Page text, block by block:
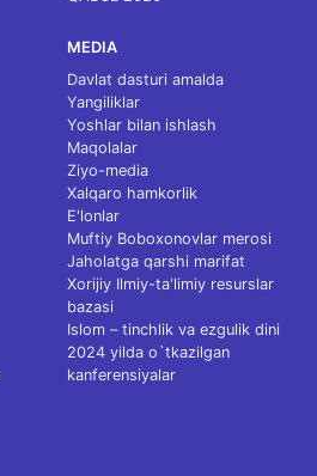
MEDIA
Davlat dasturi amalda
Yangiliklar
Yoshlar bilan ishlash
Maqolalar
Ziyo-media
Xalqaro hamkorlik
E'lonlar
Muftiy Boboxonovlar merosi
Jaholatga qarshi marifat
Xorijiy Ilmiy-ta'limiy resurslar
bazasi
Islom – tinchlik va ezgulik dini
2024 yilda o`tkazilgan
kanferensiyalar